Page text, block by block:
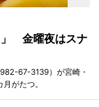
」 金曜夜はスナ
67-3139）が宮崎・
がたつ。